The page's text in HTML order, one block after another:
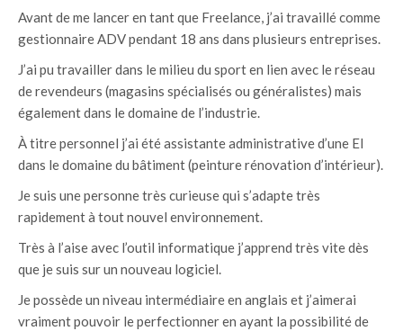
Avant de me lancer en tant que Freelance, j’ai travaillé comme
gestionnaire ADV pendant 18 ans dans plusieurs entreprises.
J’ai pu travailler dans le milieu du sport en lien avec le réseau
de revendeurs (magasins spécialisés ou généralistes) mais
également dans le domaine de l’industrie.
À titre personnel j’ai été assistante administrative d’une EI
dans le domaine du bâtiment (peinture rénovation d’intérieur).
Je suis une personne très curieuse qui s’adapte très
rapidement à tout nouvel environnement.
Très à l’aise avec l’outil informatique j’apprend très vite dès
que je suis sur un nouveau logiciel.
Je possède un niveau intermédiaire en anglais et j’aimerai
vraiment pouvoir le perfectionner en ayant la possibilité de